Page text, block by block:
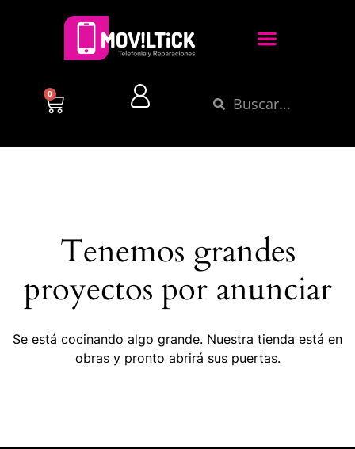
0
Tenemos grandes
proyectos por anunciar
Se está cocinando algo grande. Nuestra tienda está en
obras y pronto abrirá sus puertas.